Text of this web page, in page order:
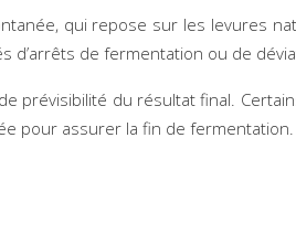
qui repose sur les levures
d’arrêts de fermentation ou de
prévisibilité du résultat final.
pour assurer la fin de fermentation.